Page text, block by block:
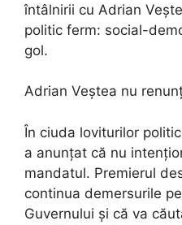
întâlnirii cu Adrian
politic ferm: social-
gol.
Adrian Veștea nu
În ciuda loviturilor
a anunțat că nu
mandatul. Premierul
continua demersurile
Guvernului și că va